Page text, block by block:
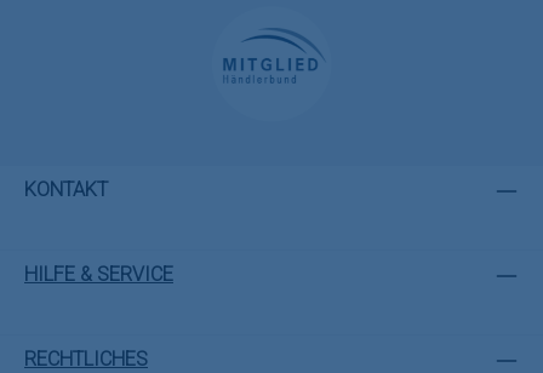
KONTAKT
HILFE & SERVICE
RECHTLICHES